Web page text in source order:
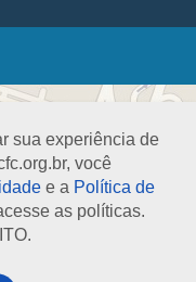
sua experiência de
você
e a Política de
as políticas.